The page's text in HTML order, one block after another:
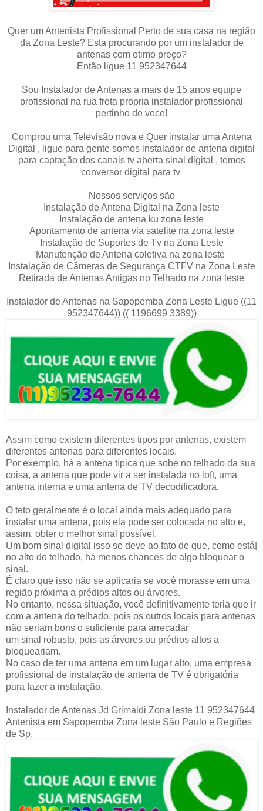
Quer um Antenista Profissional Perto de sua casa na região
da Zona Leste? Esta procurando por um instalador de
antenas com otimo preço?
Então ligue 11 952347644
Sou Instalador de Antenas a mais de 15 anos equipe
profissional na rua frota propria instalador profissional
pertinho de voce!
Comprou uma Televisão nova e Quer instalar uma Antena
Digital , ligue para gente somos instalador de antena digital
para captação dos canais tv aberta sinal digital , temos
conversor digital para tv
Nossos serviços são
Instalação de Antena Digital na Zona leste
Instalação de antena ku zona leste
Apontamento de antena via satelite na zona leste
Instalação de Suportes de Tv na Zona Leste
Manutenção de Antena coletiva na zona leste
Instalação de Câmeras de Segurança CTFV na Zona Leste
Retirada de Antenas Antigas no Telhado na zona leste
Instalador de Antenas na Sapopemba Zona Leste Ligue ((11
952347644)) (( 1196699 3389))
Assim como existem diferentes tipos por antenas, existem
diferentes antenas para diferentes locais.
Por exemplo, há a antena típica que sobe no telhado da sua
coisa, a antena que pode vir a ser instalada no loft, uma
antena interna e uma antena de TV decodificadora.
O teto geralmente é o local ainda mais adequado para
instalar uma antena, pois ela pode ser colocada no alto e,
assim, obter o melhor sinal possível.
Um bom sinal digital isso se deve ao fato de que, como está|
no alto do telhado, há menos chances de algo bloquear o
sinal.
É claro que isso não se aplicaria se você morasse em uma
região próxima a prédios altos ou árvores.
No entanto, nessa situação, você definitivamente teria que ir
com a antena do telhado, pois os outros locais para antenas
não seriam bons o suficiente para arrecadar
um sinal robusto, pois as árvores ou prédios altos a
bloqueariam.
No caso de ter uma antena em um lugar alto, uma empresa
profissional de instalação de antena de TV é obrigatória
para fazer a instalação.
Instalador de Antenas Jd Grimaldi Zona leste 11 952347644
Antenista em Sapopemba Zona leste São Paulo e Regiões
de Sp.